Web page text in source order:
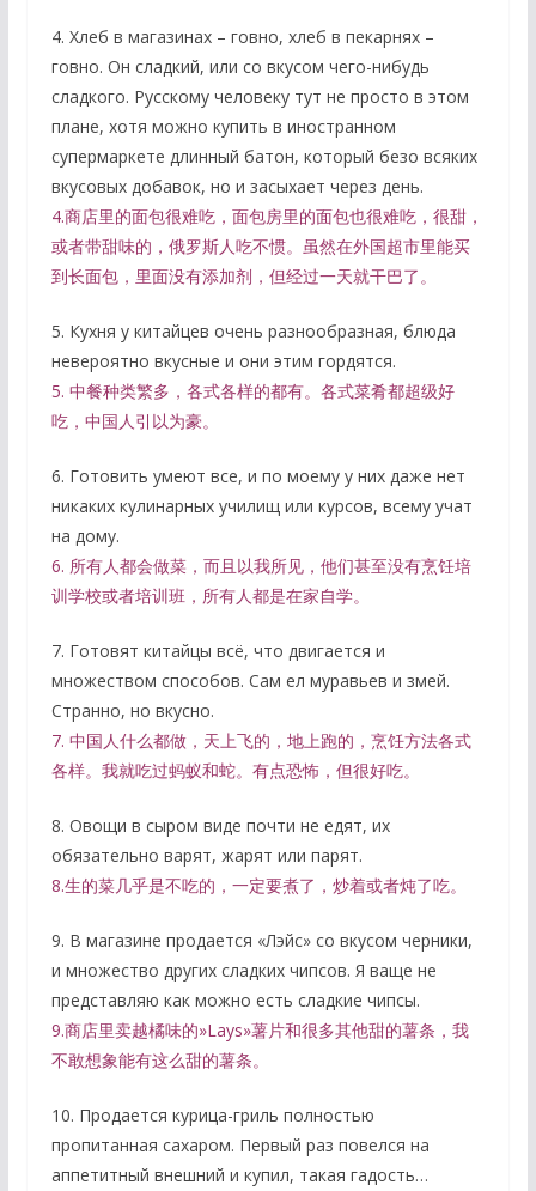
4. Хлеб в магазинах – говно, хлеб в пекарнях –
говно. Он сладкий, или со вкусом чего-нибудь
сладкого. Русскому человеку тут не просто в этом
плане, хотя можно купить в иностранном
супермаркете длинный батон, который безо всяких
вкусовых добавок, но и засыхает через день.
4.商店里的面包很难吃，面包房里的面包也很难吃，很甜，
或者带甜味的，俄罗斯人吃不惯。虽然在外国超市里能买
到长面包，里面没有添加剂，但经过一天就干巴了。
5. Кухня у китайцев очень разнообразная, блюда
невероятно вкусные и они этим гордятся.
5. 中餐种类繁多，各式各样的都有。各式菜肴都超级好
吃，中国人引以为豪。
6. Готовить умеют все, и по моему у них даже нет
никаких кулинарных училищ или курсов, всему учат
на дому.
6. 所有人都会做菜，而且以我所见，他们甚至没有烹饪培
训学校或者培训班，所有人都是在家自学。
7. Готовят китайцы всё, что двигается и
множеством способов. Сам ел муравьев и змей.
Странно, но вкусно.
7. 中国人什么都做，天上飞的，地上跑的，烹饪方法各式
各样。我就吃过蚂蚁和蛇。有点恐怖，但很好吃。
8. Овощи в сыром виде почти не едят, их
обязательно варят, жарят или парят.
8.生的菜几乎是不吃的，一定要煮了，炒着或者炖了吃。
9. В магазине продается «Лэйс» со вкусом черники,
и множество других сладких чипсов. Я ваще не
представляю как можно есть сладкие чипсы.
9.商店里卖越橘味的»Lays»薯片和很多其他甜的薯条，我
不敢想象能有这么甜的薯条。
10. Продается курица-гриль полностью
пропитанная сахаром. Первый раз повелся на
аппетитный внешний и купил, такая гадость…